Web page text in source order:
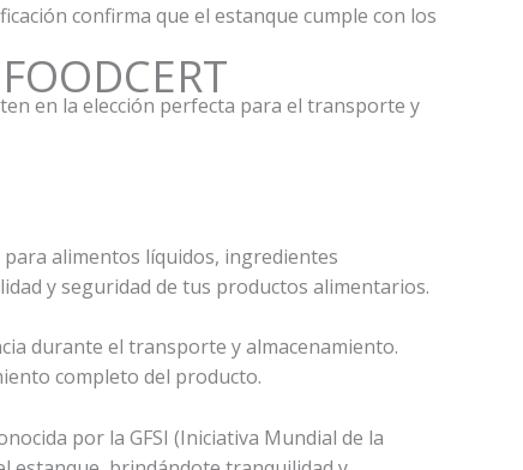
confirma que el estanque cumple con los
en la elección perfecta para el transporte y
alimentos líquidos, ingredientes
y seguridad de tus productos alimentarios.
durante el transporte y almacenamiento.
completo del producto.
por la GFSI (Iniciativa Mundial de la